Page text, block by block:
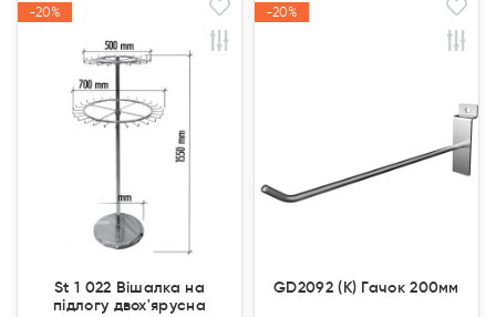
-20%
-20%
St 1 022 Вішалка на
підлогу двох'ярусна
-20%
-20%
GD2092 (K) Гачок 200мм